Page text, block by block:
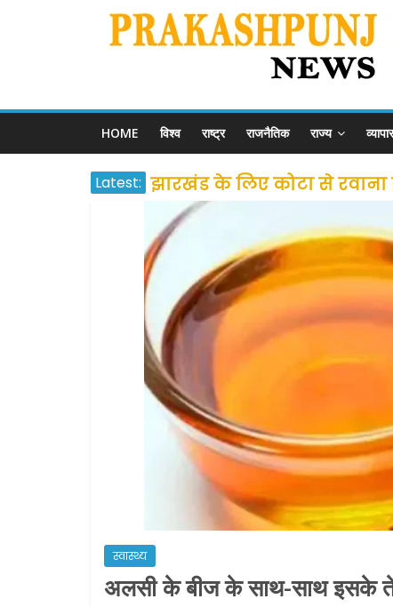
HOME विश्व राष्ट्र राजनैतिक राज्य व्यापार
Latest: झारखंड के लिए कोटा से रवाना
उत्तराखंड के अन्य राज्यों में फंसे
प्रवासियों व मजदूरों को दी
शराब और पान की दुकानों को
दो हफ्ते के लिए बढ़ाया
स्वास्थ्य
अलसी के बीज के साथ-साथ इसके